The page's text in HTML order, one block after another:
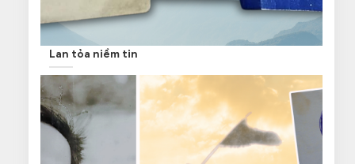
Lan tỏa niềm tin